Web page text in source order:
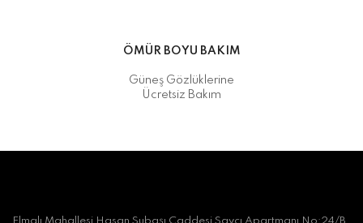
ÖMÜR BOYU BAKIM
Güneş Gözlüklerine
Ücretsiz Bakım